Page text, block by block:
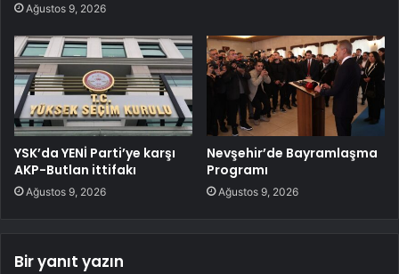
Ağustos 9, 2026
YSK’da YENİ Parti’ye karşı
AKP-Butlan ittifakı
Ağustos 9, 2026
Nevşehir’de Bayramlaşma
Programı
Ağustos 9, 2026
Bir yanıt yazın